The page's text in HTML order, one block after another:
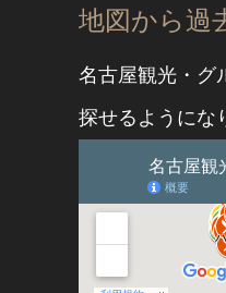
地図から過
名古屋観光・グ
探せるようにな